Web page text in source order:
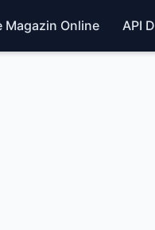
Magazin Online API